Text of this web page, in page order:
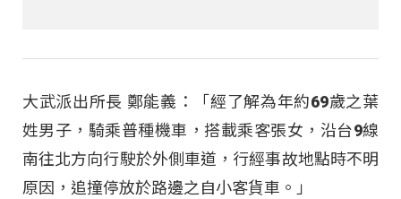
大武派出所長 鄭能義：「經了解為年約69歲之葉
姓男子，騎乘普種機車，搭載乘客張女，沿台9線
南往北方向行駛於外側車道，行經事故地點時不明
原因，追撞停放於路邊之自小客貨車。」